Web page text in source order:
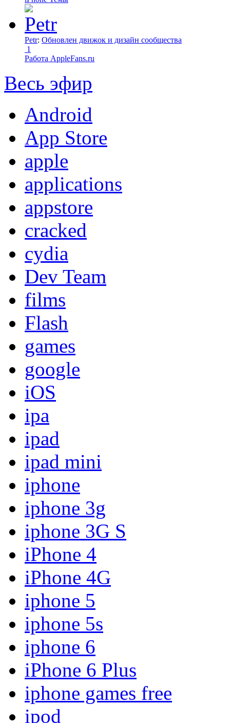
Petr: Обновлен движок и дизайн сообщества
1
Работа AppleFans.ru
Весь эфир
Android
App Store
apple
applications
appstore
cracked
cydia
Dev Team
films
Flash
games
google
iOS
ipa
ipad
ipad mini
iphone
iphone 3g
iphone 3G S
iPhone 4
iPhone 4G
iphone 5
iphone 5s
iphone 6
iPhone 6 Plus
iphone games free
ipod